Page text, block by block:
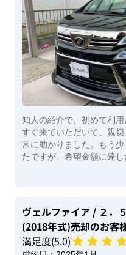
知人の紹介で、初めて利
すぐ来ていただいて、親
常に助かりました。もう
たですが、希望金額に達し
ヴェルファイア / ２．
(2018年式)売却のお客
満足度(5.0)